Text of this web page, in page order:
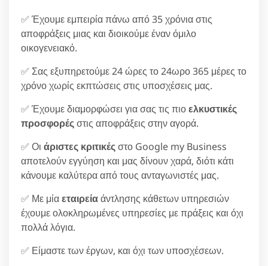
✅ Έχουμε εμπειρία πάνω από 35 χρόνια στις
αποφράξεις μιας και διοικούμε έναν όμιλο
οικογενειακό.
✅ Σας εξυπηρετούμε 24 ώρες το 24ωρο 365 μέρες το
χρόνο χωρίς εκπτώσεις στις υποσχέσεις μας.
✅ Έχουμε διαμορφώσει για σας τις πιοελκυστικές
προσφορέςστις αποφράξεις στην αγορά.
✅ Οι άριστες κριτικέςστο Google my Business
αποτελούν εγγύηση και μας δίνουν χαρά, διότι κάτι
κάνουμε καλύτερα από τους ανταγωνιστές μας.
✅ Με μίαεταιρείαάντλησης κάθετων υπηρεσιών
έχουμε ολοκληρωμένες υπηρεσίες με πράξεις και όχι
πολλά λόγια.
✅ Είμαστε των έργων, και όχι των υποσχέσεων.